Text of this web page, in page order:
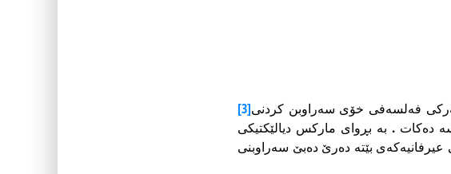
فەلسەفی خۆی سەراوبن کردنی[3]
دەکات . بە بڕوای مارکس دیالێکتیکی
بێتە دەرێ دەبێ سەراوبنی